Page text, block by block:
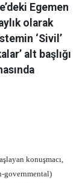
Egemen
olarak
‘Sivil’
alt başlığı
konuşmacı,
governmental)